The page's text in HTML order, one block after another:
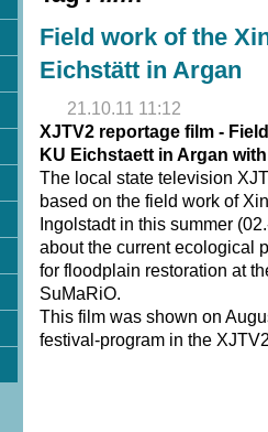
Field work of the
Eichstätt in Argan
21.10.11 11:12
XJTV2 reportage film -
KU Eichstaett in Argan
The local state television
based on the field work of
Ingolstadt in this summer
about the current ecological
for floodplain restoration at
SuMaRiO.
This film was shown on
festival-program in the